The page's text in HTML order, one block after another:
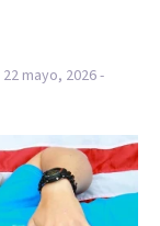
22 mayo, 2026 -